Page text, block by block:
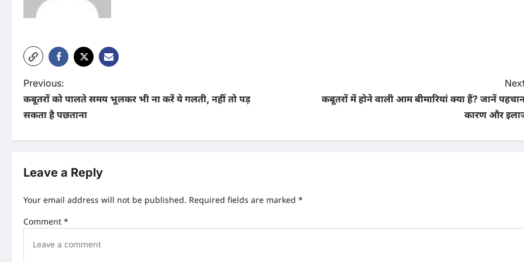
P
o
n
i
Previous:
कबूतरों को पालते समय भूलकर भी ना करें ये गलती, नहीं तो पड़
सकता है पछताना
कबूतरों में होने वाली आम बीमारियां क्या हैं? जानें
कारण और
Leave a Reply
Your email address will not be published. Required fields are marked *
Comment *